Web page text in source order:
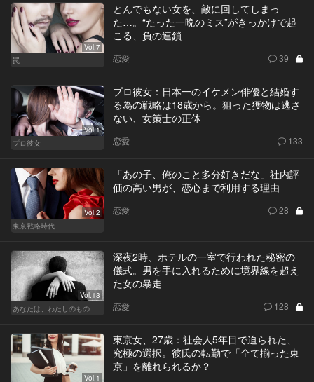
Vol.7
罠
とんでもない女を、敵に回してしまっ
た…。“たった一晩のミス”がきっかけで起
こる、負の連鎖
恋愛 39
Vol.1
プロ彼女
プロ彼女：日本一のイケメン俳優と結婚す
る為の戦略は18歳から。狙った獲物は逃さ
ない、女策士の正体
恋愛 133
Vol.2
東京戦略時代
「あの子、俺のこと多分好きだな」社内評
価の高い男が、恋心まで利用する理由
恋愛 28
Vol.13
あなたは、わたしのもの
深夜2時、ホテルの一室で行われた秘密の
儀式。男を手に入れるために境界線を超え
た女の暴走
恋愛 128
Vol.1
東京女、27歳：社会人5年目で迫られた、
究極の選択。彼氏の転勤で「全て揃った東
京」を離れられるか？